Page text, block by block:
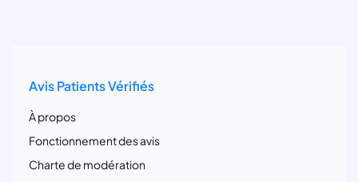
Avis Patients Vérifiés
À propos
Fonctionnement des avis
Charte de modération